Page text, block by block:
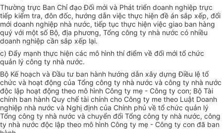
Thường trực Ban Chỉ đạo Đổi mới và Phát triển doanh nghiệp trực
tiếp kiểm tra, đôn đốc, hướng dẫn việc thực hiện đề án sắp xếp, đổi
mới doanh nghiệp nhà nước, tiếp tục thực hiện việc giao ban hàng
quý với một số Bộ, địa phương, Tổng công ty nhà nước có nhiều
doanh nghiệp cần sắp xếp lại.
c) Đẩy mạnh thực hiện các mô hình thí điểm về đổi mới tổ chức
quản lý công ty nhà nước.
Bộ Kế hoạch và Đầu tư ban hành hướng dẫn xây dựng Điều lệ tổ
chức và hoạt động của Tổng công ty nhà nước và công ty nhà nước
độc lập hoạt động theo mô hình Công ty mẹ - Công ty con; Bộ Tài
chính ban hành Quy chế tài chính cho Công ty me theo Luật Doanh
nghiệp nhà nước và Nghị định của Chính phủ về tổ chức quản lý
Tổng công ty nhà nước và chuyển đổi Tổng công ty nhà nước, công
ty nhà nước độc lập theo mô hình Công ty mẹ - Công ty con đã ban